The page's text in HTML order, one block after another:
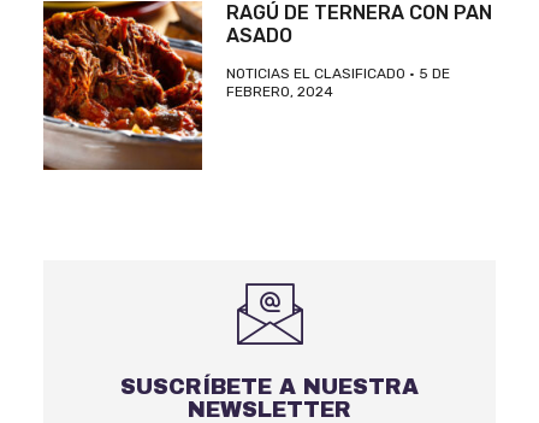
RAGÚ DE TERNERA CON PAN
ASADO
NOTICIAS EL CLASIFICADO
5 DE
FEBRERO, 2024
SUSCRÍBETE A NUESTRA
NEWSLETTER